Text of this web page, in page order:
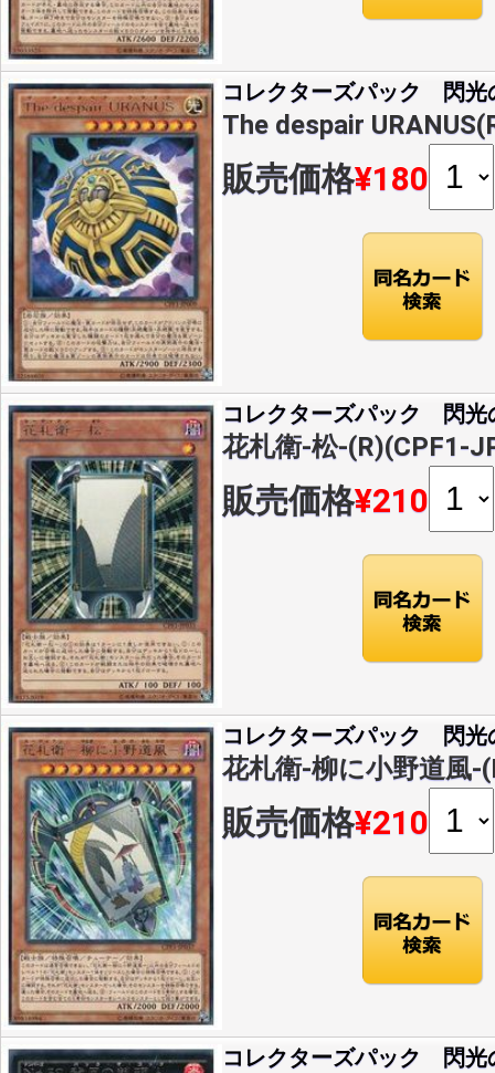
コレクターズパック 閃光
The despair
販売価格¥180
コレクターズパック 閃光
花札衛-松-(R)(CPF1-
販売価格¥210
コレクターズパック 閃光
花札衛-柳に小野道風-
販売価格¥210
コレクターズパック 閃光